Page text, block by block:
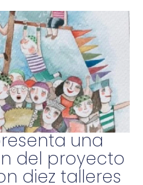
una
del proyecto
diez talleres